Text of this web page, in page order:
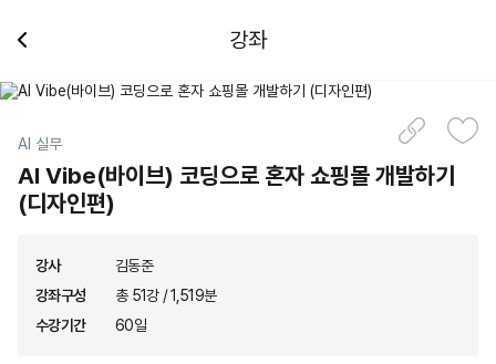
강좌
AI 실무
AI Vibe(바이브) 코딩으로 혼자 쇼핑몰 개발하기
(디자인편)
강사
김동준
강좌구성
총 51강 / 1,519분
수강기간
60일